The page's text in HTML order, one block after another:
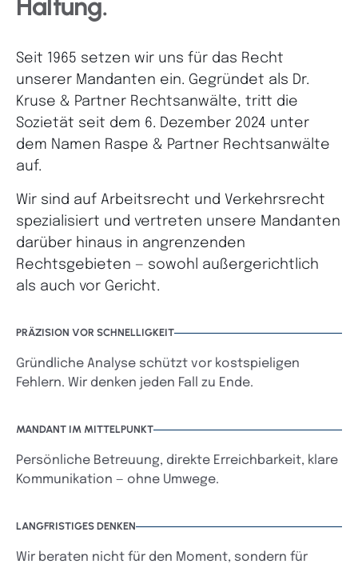
Haltung.
Seit 1965 setzen wir uns für das Recht
unserer Mandanten ein. Gegründet als Dr.
Kruse & Partner Rechtsanwälte, tritt die
Sozietät seit dem 6. Dezember 2024 unter
dem Namen Raspe & Partner Rechtsanwälte
auf.
Wir sind auf Arbeitsrecht und Verkehrsrecht
spezialisiert und vertreten unsere Mandanten
darüber hinaus in angrenzenden
Rechtsgebieten — sowohl außergerichtlich
als auch vor Gericht.
PRÄZISION VOR SCHNELLIGKEIT
Gründliche Analyse schützt vor kostspieligen
Fehlern. Wir denken jeden Fall zu Ende.
MANDANT IM MITTELPUNKT
Persönliche Betreuung, direkte Erreichbarkeit, klare
Kommunikation — ohne Umwege.
LANGFRISTIGES DENKEN
Wir beraten nicht für den Moment, sondern für